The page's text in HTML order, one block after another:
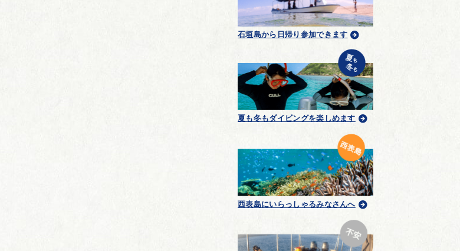
石垣島から日帰り参加できます
夏も冬もダイビングを楽しめます
西表島にいらっしゃるみなさんへ